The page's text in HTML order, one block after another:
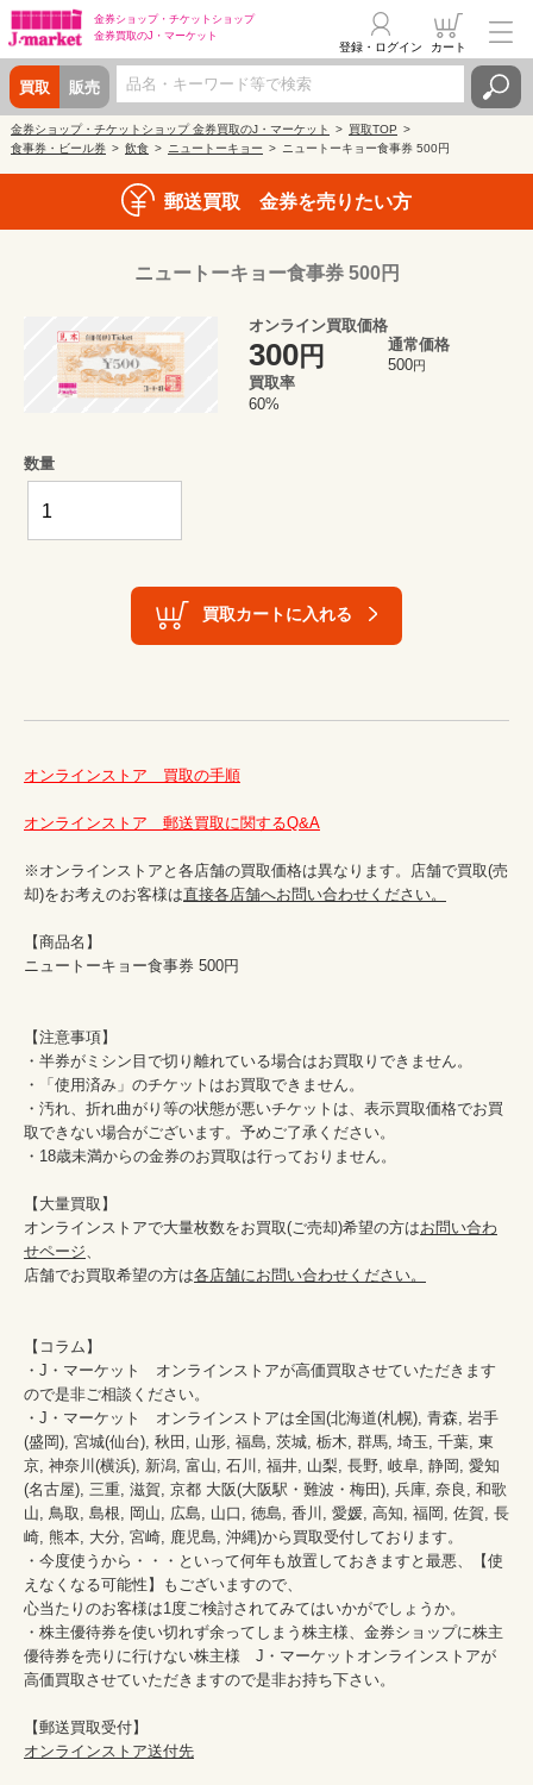
金券ショップ・ チケットショップ
金券買取のJ・マーケット
買取 販売
登録・ログイン カート
金券ショップ・チケットショップ 金券買取のJ・マーケット
買取TOP
食事券・ビール券
飲食 ニュートーキョー ニュートーキョー食事券 500円
郵送買取 金券を売りたい方
ニュートーキョー食事券 500円
オンライン買取価格
300円
通常価格
500円
買取率
60%
数量
買取カートに入れる
オンラインストア　買取の手順
オンラインストア　郵送買取に関するQ&A
※オンラインストアと各店舗の買取価格は異なります。店舗で買取(売
却)をお考えのお客様は直接各店舗へお問い合わせください。
【商品名】
ニュートーキョー食事券 500円
【注意事項】
・半券がミシン目で切り離れている場合はお買取りできません。
・「使用済み」のチケットはお買取できません。
・汚れ、折れ曲がり等の状態が悪いチケットは、表示買取価格でお買
取できない場合がございます。予めご了承ください。
・18歳未満からの金券のお買取は行っておりません。
【大量買取】
オンラインストアで大量枚数をお買取(ご売却)希望の方はお問い合わ
せページ
店舗でお買取希望の方は各店舗にお問い合わせください。
【コラム】
・J・マーケット　オンラインストアが高価買取させていただきます
ので是非ご相談ください。
・J・マーケット　オンラインストアは全国(北海道(札幌), 青森, 岩手
(盛岡), 宮城(仙台), 秋田, 山形, 福島, 茨城, 栃木, 群馬, 埼玉, 千葉, 東
京, 神奈川(横浜), 新潟, 富山, 石川, 福井, 山梨, 長野, 岐阜, 静岡, 愛知
(名古屋), 三重, 滋賀, 京都 大阪(大阪駅・難波・梅田), 兵庫, 奈良, 和歌
山, 鳥取, 島根, 岡山, 広島, 山口, 徳島, 香川, 愛媛, 高知, 福岡, 佐賀, 長
崎, 熊本, 大分, 宮崎, 鹿児島, 沖縄)から買取受付しております。
・今度使うから・・・といって何年も放置しておきますと最悪、【使
えなくなる可能性】もございますので、
心当たりのお客様は1度ご検討されてみてはいかがでしょうか。
・株主優待券を使い切れず余ってしまう株主様、金券ショップに株主
優待券を売りに行けない株主様　J・マーケットオンラインストアが
高価買取させていただきますので是非お持ち下さい。
オンラインストア送付先